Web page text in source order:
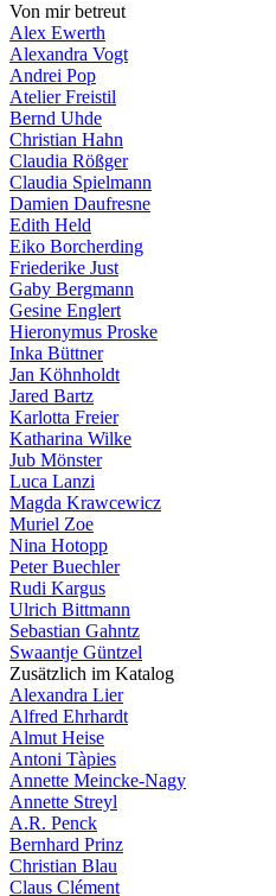
Von mir betreut
Alex Ewerth
Alexandra Vogt
Andrei Pop
Atelier Freistil
Bernd Uhde
Christian Hahn
Claudia Rößger
Claudia Spielmann
Damien Daufresne
Edith Held
Eiko Borcherding
Friederike Just
Gaby Bergmann
Gesine Englert
Hieronymus Proske
Inka Büttner
Jan Köhnholdt
Jared Bartz
Karlotta Freier
Katharina Wilke
Jub Mönster
Luca Lanzi
Magda Krawcewicz
Muriel Zoe
Nina Hotopp
Peter Buechler
Rudi Kargus
Ulrich Bittmann
Sebastian Gahntz
Swaantje Güntzel
Zusätzlich im Katalog
Alexandra Lier
Alfred Ehrhardt
Almut Heise
Antoni Tàpies
Annette Meincke-Nagy
Annette Streyl
A.R. Penck
Bernhard Prinz
Christian Blau
Claus Clément